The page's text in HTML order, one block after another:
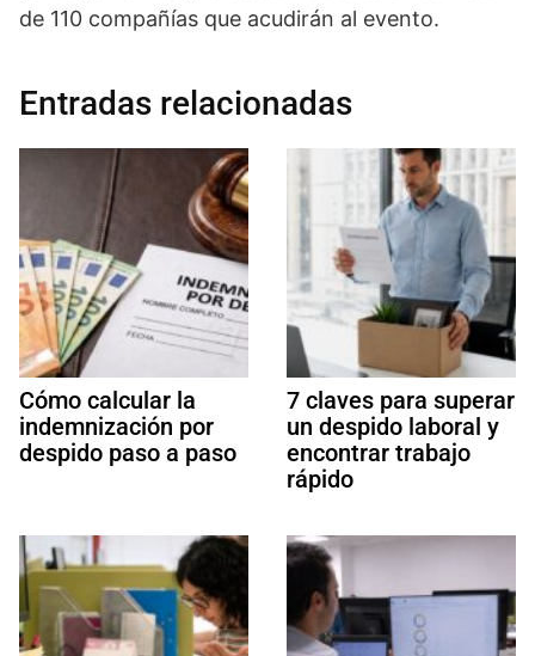
de 110 compañías que acudirán al evento.
Entradas relacionadas
Cómo calcular la
indemnización por
despido paso a paso
7 claves para superar
un despido laboral y
encontrar trabajo
rápido